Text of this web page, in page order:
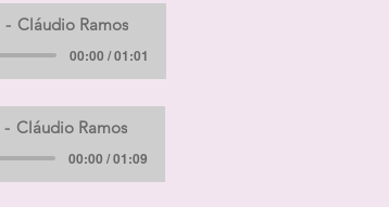
Cláudio Ramos
00:00 / 01:01
Cláudio Ramos
00:00 / 01:09